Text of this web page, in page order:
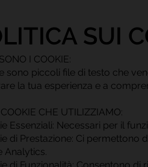
SUI
I COOKIE:
sono piccoli file di testo che
la tua esperienza e a
CHE UTILIZZIAMO:
Essenziali: Necessari per il
di Prestazione: Ci permettono
Analytics.